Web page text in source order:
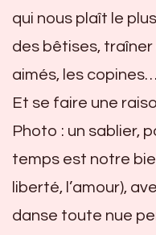
qui nous plaît le
des bêtises, traîner
aimés, les copines…
Et se faire une
Photo : un sablier,
temps est notre
liberté, l’amour),
danse toute nue